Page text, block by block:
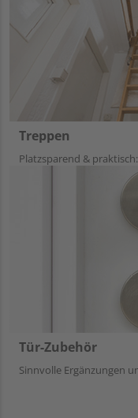
Treppen
Platzsparend &
Tür-Zubehör
Sinnvolle Ergänzungen